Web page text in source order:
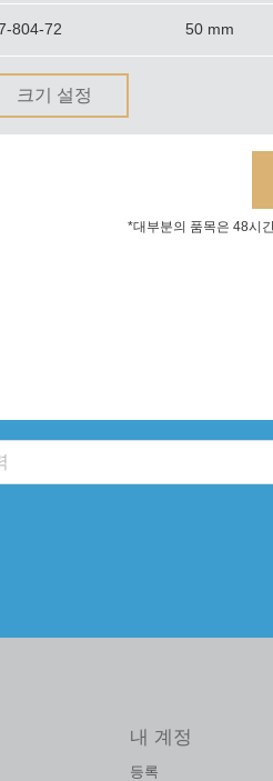
804-72 50 mm
크기 설정
*대부분의 품목은 48시
내 계정
등록